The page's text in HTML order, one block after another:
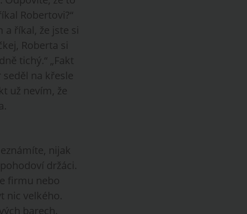
Robertovi?“
a říkal, že jste si
Roberta si
tichý.“ „Fakt
seděl na křesle
už nevím, že
nijak
držáci.
firmu nebo
nic velkého.
barech.